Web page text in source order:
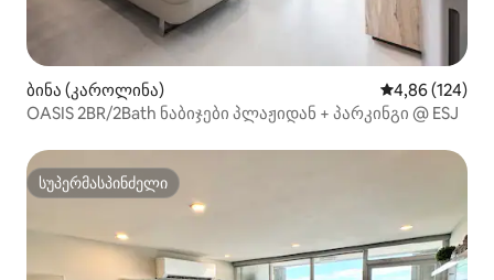
ბინა (კაროლინა) საშუალო
4,86 (124)
OASIS 2BR/2Bath ნაბიჯები პლაჟიდან + პარკინგი @ ESJ
სუპერმასპინძელი
სუპერმასპინძელი